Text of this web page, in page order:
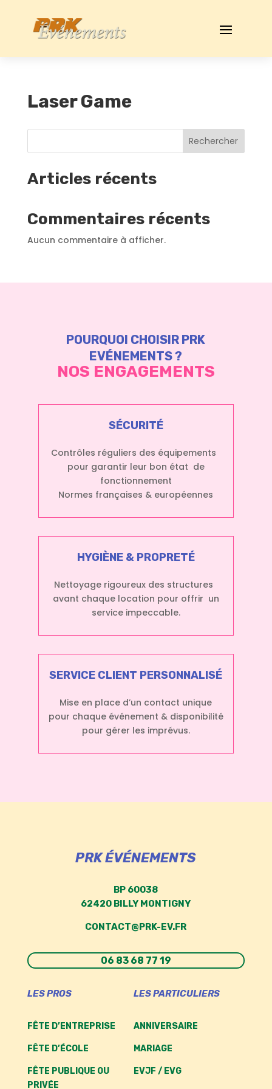
Laser Game
Rechercher
Articles récents
Commentaires récents
Aucun commentaire à afficher.
POURQUOI CHOISIR PRK
EVÉNEMENTS ?
NOS ENGAGEMENTS
SÉCURITÉ
Contrôles réguliers des équipements
pour garantir leur bon état de
fonctionnement
Normes françaises & européennes
HYGIÈNE & PROPRETÉ
Nettoyage rigoureux des structures
avant chaque location pour offrir un
service impeccable.
SERVICE CLIENT PERSONNALISÉ
Mise en place d’un contact unique
pour chaque événement & disponibilité
pour gérer les imprévus.
PRK ÉVÉNEMENTS
BP 60038
62420 BILLY MONTIGNY
CONTACT@PRK-EV.FR
06 83 68 77 19
LES PROS
FÊTE D’ENTREPRISE
FÊTE D’ÉCOLE
FÊTE PUBLIQUE OU
PRIVÉE
LES PARTICULIERS
ANNIVERSAIRE
MARIAGE
EVJF / EVG